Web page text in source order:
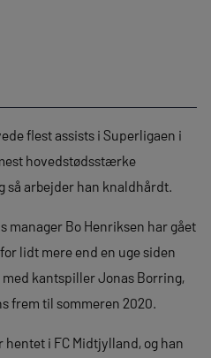
flest assists i Superligaen i
hovedstødsstærke
så arbejder han knaldhårdt.
manager Bo Henriksen har gået
lidt mere end en uge siden
kantspiller Jonas Borring,
frem til sommeren 2020.
hentet i FC Midtjylland, og han